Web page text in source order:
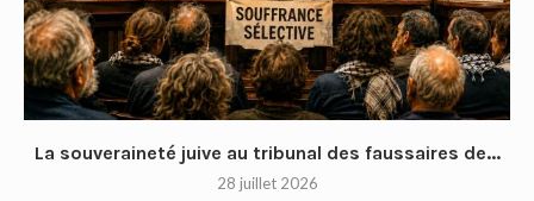
La souveraineté juive au tribunal des faussaires de...
28 juillet 2026